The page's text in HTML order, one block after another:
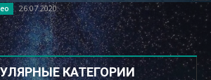
26.07.2020
КАТЕГОРИИ